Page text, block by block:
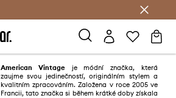
American Vintageje módní značka, která
zaujme svou jedinečností, originálním stylem a
kvalitním zpracováním. Založena v roce 2005 ve
Francii, tato značka si během krátké doby získala